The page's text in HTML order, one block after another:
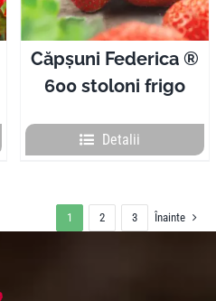
Căpșuni Federica ®
600 stoloni frigo
Detalii
1 2 3 Înainte